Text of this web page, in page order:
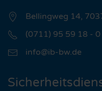
Bellingweg 14,
(0711) 95 59 18 - 0
info@ib-bw.de